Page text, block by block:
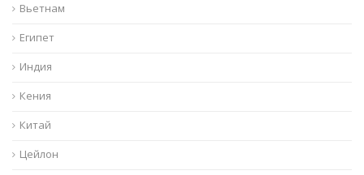
Вьетнам
Египет
Индия
Кения
Китай
Цейлон